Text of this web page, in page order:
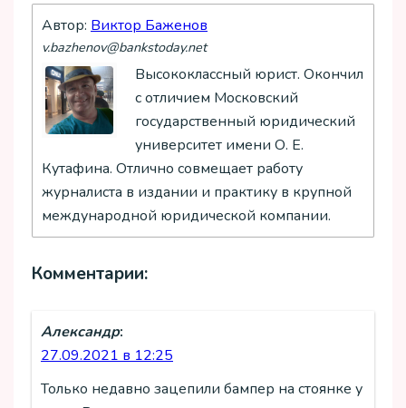
Автор: Виктор Баженов
v.bazhenov@bankstoday.net
Высококлассный юрист. Окончил
с отличием Московский
государственный юридический
университет имени О. Е.
Кутафина. Отлично совмещает работу
журналиста в издании и практику в крупной
международной юридической компании.
Комментарии:
Александр:
27.09.2021 в 12:25
Только недавно зацепили бампер на стоянке у